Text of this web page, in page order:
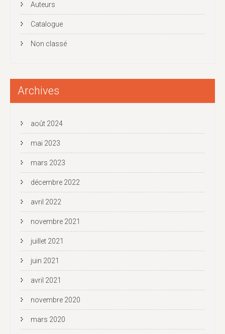
Auteurs
Catalogue
Non classé
Archives
août 2024
mai 2023
mars 2023
décembre 2022
avril 2022
novembre 2021
juillet 2021
juin 2021
avril 2021
novembre 2020
mars 2020